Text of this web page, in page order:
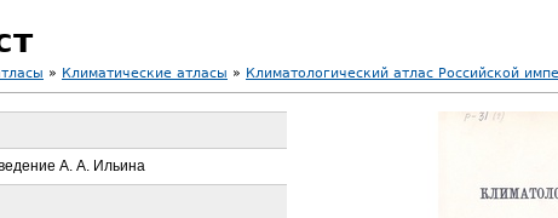
» Климатические атласы » Климатологический атлас Российской
А. А. Ильина